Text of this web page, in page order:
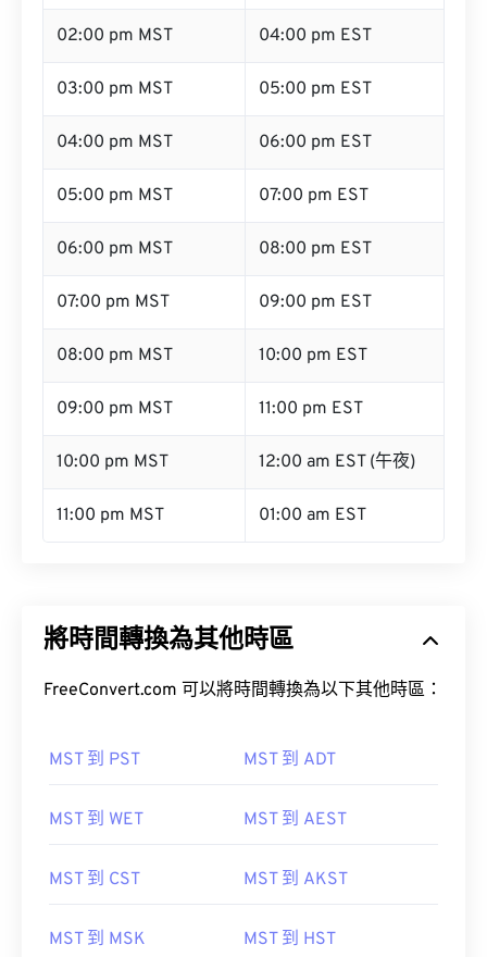
02:00 pm MST 04:00 pm EST
03:00 pm MST 05:00 pm EST
04:00 pm MST 06:00 pm EST
05:00 pm MST 07:00 pm EST
06:00 pm MST 08:00 pm EST
07:00 pm MST 09:00 pm EST
08:00 pm MST 10:00 pm EST
09:00 pm MST 11:00 pm EST
10:00 pm MST 12:00 am EST (午夜)
11:00 pm MST 01:00 am EST
將時間轉換為其他時區
FreeConvert.com 可以將時間轉換為以下其他時區：
MST 到 PST MST 到 ADT
MST 到 WET MST 到 AEST
MST 到 CST MST 到 AKST
MST 到 MSK MST 到 HST